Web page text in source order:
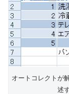
オートコレクトが
述